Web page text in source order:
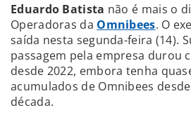
Eduardo Batista não é mais o
Operadoras da Omnibees. O
saída nesta segunda-feira (14).
passagem pela empresa durou
desde 2022, embora tenha
acumulados de Omnibees
década.